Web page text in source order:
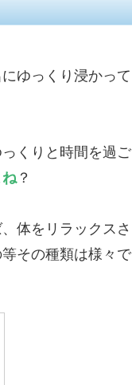
ゆっくり浸かって
くりと時間を過ご
？
体をリラックスさ
その種類は様々で